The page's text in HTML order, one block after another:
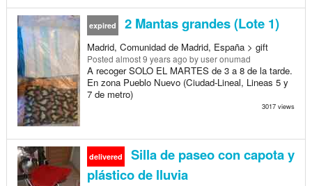
expired 2 Mantas grandes (Lote 1)
Madrid, Comunidad de Madrid, España > gift
Posted almost 9 years ago by user onumad
A recoger SOLO EL MARTES de 3 a 8 de la tarde.
En zona Pueblo Nuevo (Ciudad-Lineal, Lineas 5 y
7 de metro)
3017 views
delivered
Silla de paseo con capota y
plástico de lluvia